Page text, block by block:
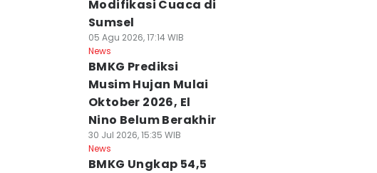
Modifikasi Cuaca di
Sumsel
05 Agu 2026, 17:14 WIB
News
BMKG Prediksi
Musim Hujan Mulai
Oktober 2026, El
Nino Belum Berakhir
30 Jul 2026, 15:35 WIB
News
BMKG Ungkap 54,5